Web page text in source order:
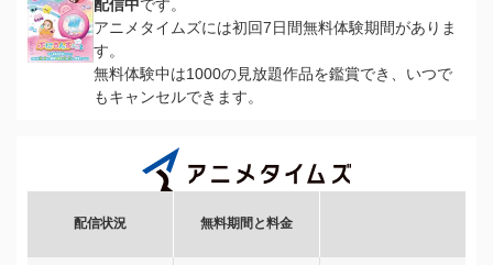
配信中です。
アニメタイムズには初回7日間無料体験期間がありま
す。
無料体験中は1000の見放題作品を鑑賞でき、いつで
もキャンセルできます。
配信状況 無料期間と料金